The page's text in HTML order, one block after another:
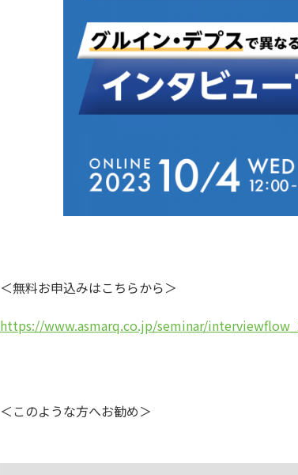
＜無料お申込みはこちらから＞
https://www.asmarq.co.jp/seminar/
＜このような方へお勧め＞